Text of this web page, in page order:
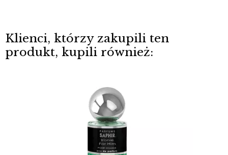
Klienci, którzy zakupili ten
produkt, kupili również: